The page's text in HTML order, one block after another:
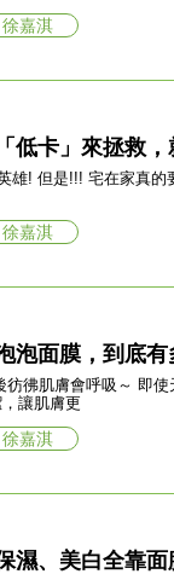
徐嘉淇
低卡」來拯救
上的、腿上的還有臉上的肉肉，現在
徐嘉淇
泡面膜，到底有
彿肌膚會呼吸～ 即
讓肌膚更
徐嘉淇
濕、美白全靠面